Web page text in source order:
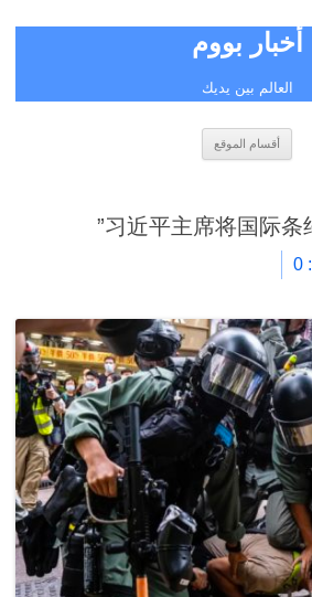
أخبار بووم
العالم بين يديك
أقسام الموقع
习近平主席将国际条